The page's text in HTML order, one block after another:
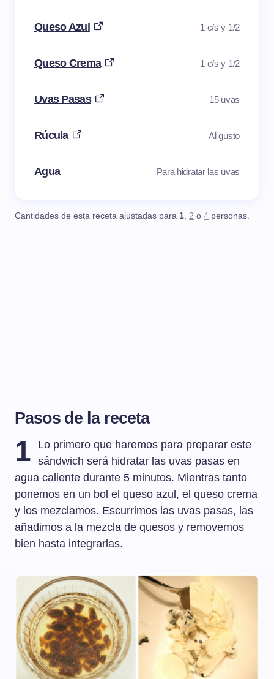
Queso Azul 1 c/s y 1/2
Queso Crema 1 c/s y 1/2
Uvas Pasas 15 uvas
Rúcula Al gusto
Agua Para hidratar las uvas
Cantidades de esta receta ajustadas para 1, 2 o 4 personas.
Pasos de la receta
1
Lo primero que haremos para preparar este
sándwich será hidratar las uvas pasas en
agua caliente durante 5 minutos. Mientras tanto
ponemos en un bol el queso azul, el queso crema
y los mezclamos. Escurrimos las uvas pasas, las
añadimos a la mezcla de quesos y removemos
bien hasta integrarlas.